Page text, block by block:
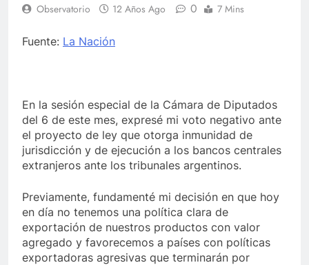
Observatorio 12 Años Ago 0 7 Mins
Fuente: La Nación
En la sesión especial de la Cámara de Diputados
del 6 de este mes, expresé mi voto negativo ante
el proyecto de ley que otorga inmunidad de
jurisdicción y de ejecución a los bancos centrales
extranjeros ante los tribunales argentinos.
Previamente, fundamenté mi decisión en que hoy
en día no tenemos una política clara de
exportación de nuestros productos con valor
agregado y favorecemos a países con políticas
exportadoras agresivas que terminarán por